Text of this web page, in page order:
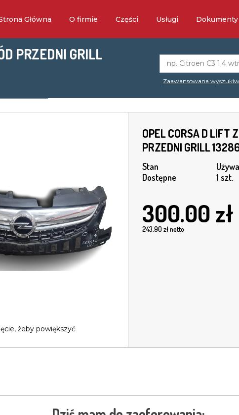
Główna O firmie Części Usługi Dokumenty
PRZEDNI GRILL
Zaawansowana
żeby powiększyć
OPEL CORSA D LIFT
PRZEDNI GRILL
Stan
Dostępne
1 szt.
300.00 zł
243.90zł netto